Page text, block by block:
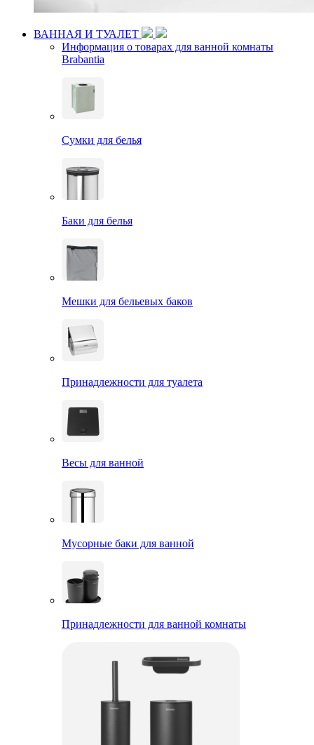
ВАННАЯ И ТУАЛЕТ
Информация о товарах для ванной комнаты
Brabantia
Сумки для белья
Баки для белья
Мешки для бельевых баков
Принадлежности для туалета
Весы для ванной
Мусорные баки для ванной
Принадлежности для ванной комнаты